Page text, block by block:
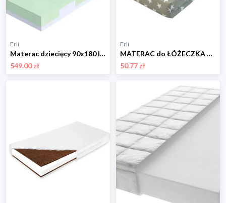
Erli
Materac dziecięcy 90x180 lateks pianka FDM SMILE wodoodporny pokrowiec
549.00 zł
Erli
MATERAC do ŁÓŻECZKA TURYSTYCZNEGO 120x60
50.77 zł